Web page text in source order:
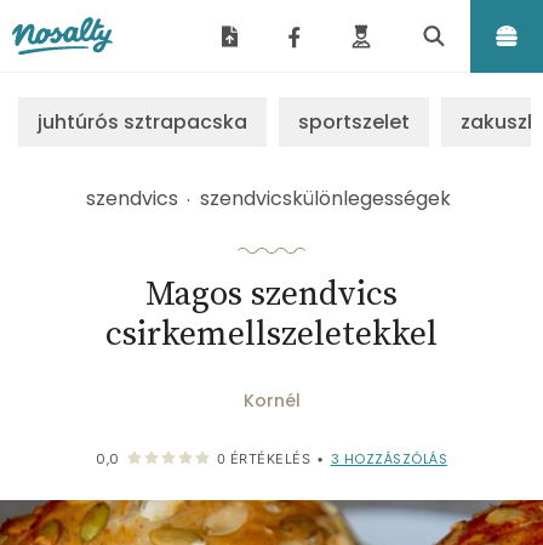
juhtúrós sztrapacska sportszelet
szendvics szendvicskülönlegességek
Magos szendvics
csirkemellszeletekkel
Kornél
0,0 0 ÉRTÉKELÉS • 3 HOZZÁSZÓLÁS